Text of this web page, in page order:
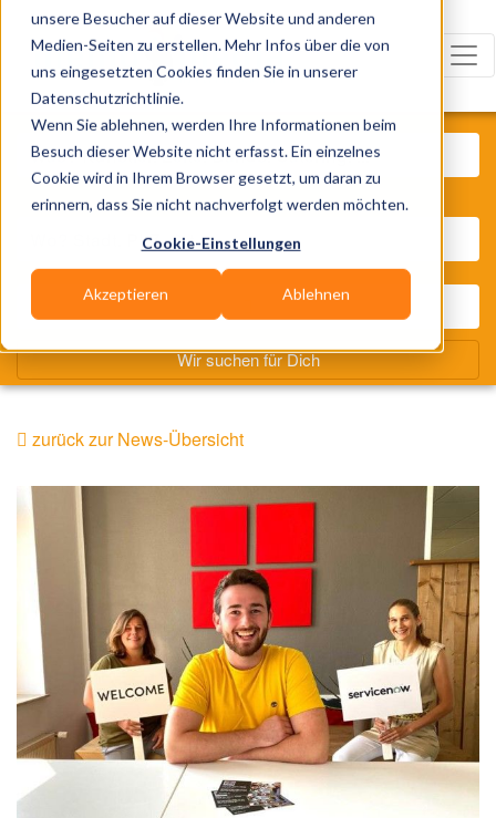
unsere Besucher auf dieser Website und anderen
Medien-Seiten zu erstellen. Mehr Infos über die von
uns eingesetzten Cookies finden Sie in unserer
Datenschutzrichtlinie.
Wenn Sie ablehnen, werden Ihre Informationen beim
Besuch dieser Website nicht erfasst. Ein einzelnes
Cookie wird in Ihrem Browser gesetzt, um daran zu
erinnern, dass Sie nicht nachverfolgt werden möchten.
Cookie-Einstellungen
Akzeptieren Ablehnen
zurück zur News-Übersicht
Was? Künstler, Zelte, Bands,
Wo? Stadt, PLZ, Ort
Wir suchen für Dich